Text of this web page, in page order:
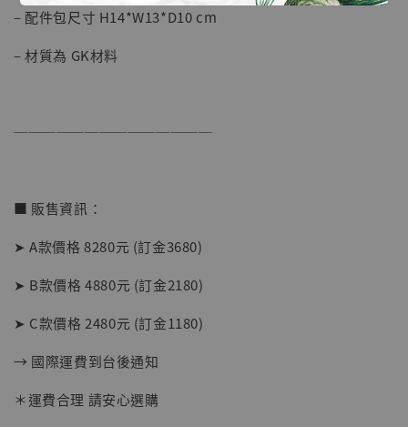
– 配件包尺寸 H14*W13*D10 cm
– 材質為 GK材料
──────────────
■ 販售資訊：
➤ A款價格 8280元 (訂金3680)
➤ B款價格 4880元 (訂金2180)
➤ C款價格 2480元 (訂金1180)
→ 國際運費到台後通知
＊運費合理 請安心選購